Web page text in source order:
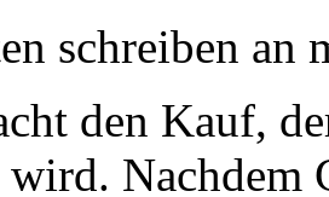
schreiben
den Kauf,
Nachdem